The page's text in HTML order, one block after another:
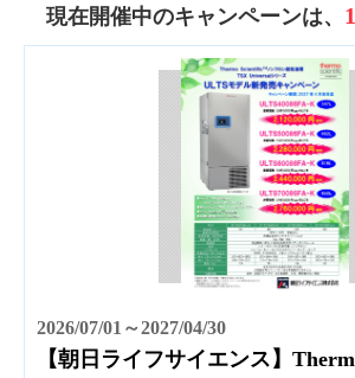
現在開催中のキャンペーンは、 1
2026/07/01～2027/04/30
【朝日ライフサイエンス】